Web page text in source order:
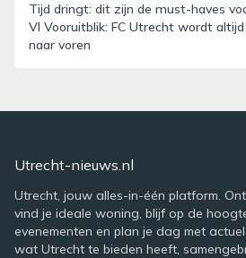
Tijd dringt: dit zijn de must-haves
VI Vooruitblik: FC Utrecht wordt
naar voren
Utrecht-nieuws.nl
Utrecht, jouw alles-in-één platform.
vind je ideale woning, blijf op de
evenementen en plan je dag met
wat Utrecht te bieden heeft,